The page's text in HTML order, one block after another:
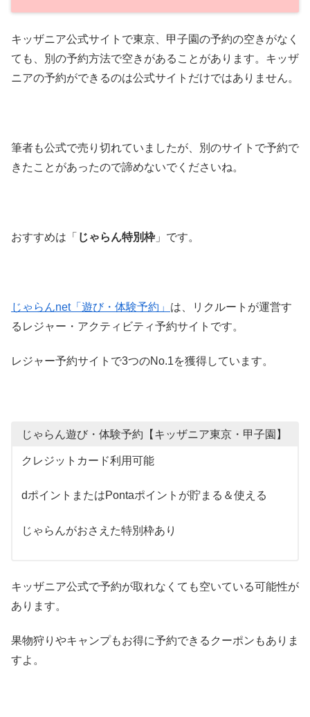
キッザニア公式サイトで東京、甲子園の予約の空きがなく
ても、別の予約方法で空きがあることがあります。キッザ
ニアの予約ができるのは公式サイトだけではありません。
筆者も公式で売り切れていましたが、別のサイトで予約で
きたことがあったので諦めないでくださいね。
おすすめは「 じゃらん特別枠」です。
じゃらんnet「遊び・体験予約」 は、リクルートが運営す
るレジャー・アクティビティ予約サイトです。
レジャー予約サイトで3つのNo.1を獲得しています。
じゃらん遊び・体験予約【キッザニア東京・甲子園】
クレジットカード利用可能
dポイントまたはPontaポイントが貯まる＆使える
じゃらんがおさえた特別枠あり
キッザニア公式で予約が取れなくても空いている可能性が
あります。
果物狩りやキャンプもお得に予約できるクーポンもありま
すよ。